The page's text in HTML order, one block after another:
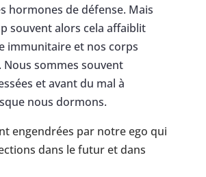
hormones de défense. Mais
souvent alors cela affaiblit
immunitaire et nos corps
Nous sommes souvent
et avant du mal à
nous dormons.
engendrées par notre ego qui
dans le futur et dans